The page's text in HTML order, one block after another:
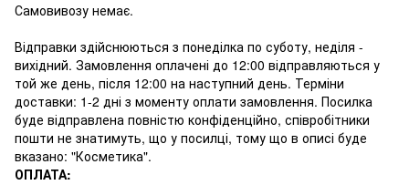
Самовивозу немає.
Відправки здійснюються з понеділка по суботу, неділя -
вихідний. Замовлення оплачені до 12:00 відправляються у
той же день, після 12:00 на наступний день. Терміни
доставки: 1-2 дні з моменту оплати замовлення. Посилка
буде відправлена повністю конфіденційно, співробітники
пошти не знатимуть, що у посилці, тому що в описі буде
вказано: "Косметика".
ОПЛАТА: